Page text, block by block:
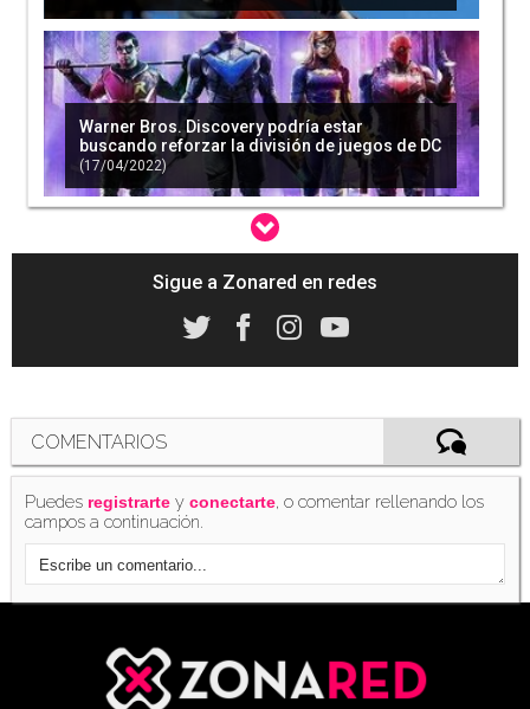
Warner Bros. Discovery podría estar
buscando reforzar la división de juegos de DC
(17/04/2022)
Wismichu contra Nachter: "Lo peor que has
hecho no ha sido robar contenido"
Llegan las primeras críticas de 'Black Adam' y
hablan de una película explosiva y fantástica
(13/10/2022)
Los próximos juegos de DC estarán
conectados con el DCU
(29/11/2022)
Sigue a Zonared en redes
COMENTARIOS
Puedes registrarte yconectarte, o comentar rellenando los
campos a continuación.